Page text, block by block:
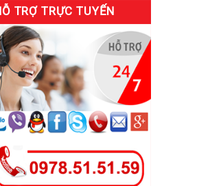
TRỢ TRỰC TUYẾN